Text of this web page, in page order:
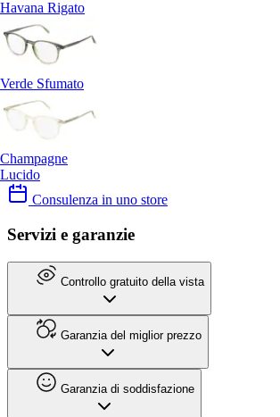
Havana Rigato
Verde Sfumato
Champagne
Lucido
Consulenza in uno store
Servizi e garanzie
Controllo gratuito della vista
Garanzia del miglior prezzo
Garanzia di soddisfazione